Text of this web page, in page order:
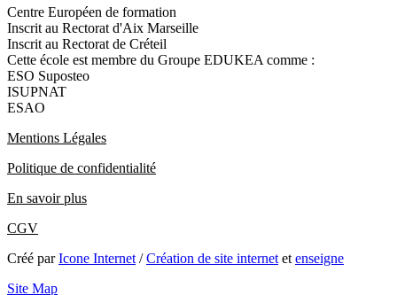
Centre Européen de formation
Inscrit au Rectorat d'Aix Marseille
Inscrit au Rectorat de Créteil
Cette école est membre du Groupe EDUKEA comme :
ESO Suposteo
ISUPNAT
ESAO
Mentions Légales
Politique de confidentialité
En savoir plus
CGV
Créé parIcone Internet /Création de site internet et enseigne
Site Map